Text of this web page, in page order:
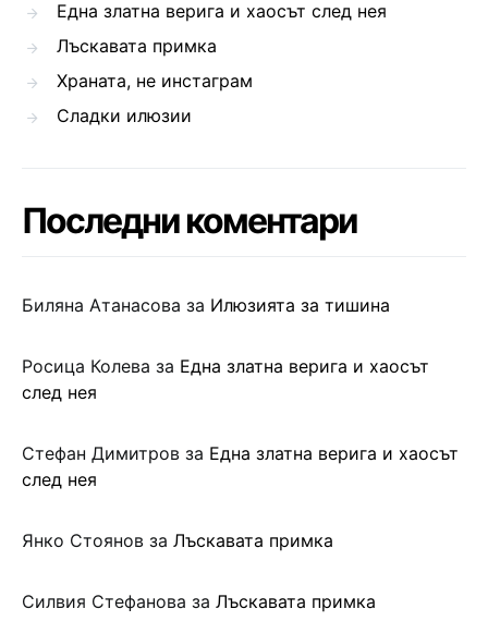
Една златна верига и хаосът след нея
Лъскавата примка
Храната, не инстаграм
Сладки илюзии
Последни коментари
Биляна Атанасова за Илюзията за тишина
Росица Колева за Една златна верига и хаосът
след нея
Стефан Димитров за Една златна верига и хаосът
след нея
Янко Стоянов за Лъскавата примка
Силвия Стефанова за Лъскавата примка